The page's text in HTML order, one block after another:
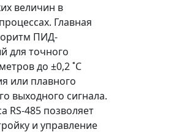
величин в
Главная
ПИД-
для точного
до ±0,2 ˚С
или плавного
выходного сигнала.
RS-485 позволяет
и управление